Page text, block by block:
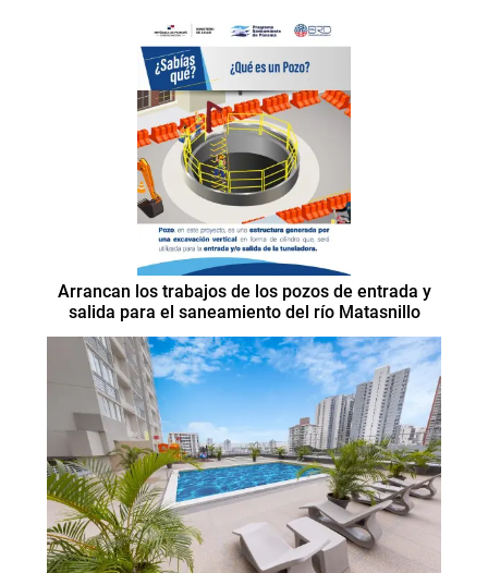
Arrancan los trabajos de los pozos de entrada y
salida para el saneamiento del río Matasnillo